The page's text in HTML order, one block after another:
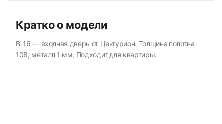
Кратко о модели
В-16 — входная дверь от Центурион. Толщина полотна
108, металл 1 мм; Подходит для квартиры.